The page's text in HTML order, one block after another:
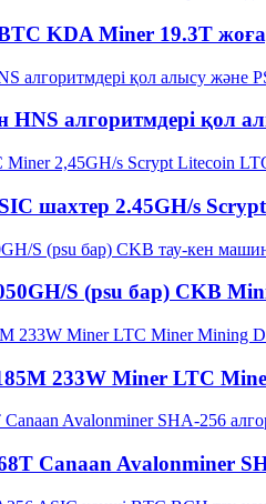
KDA Miner 19.3T
HNS алгоритмдері қол
шахтер 2.45GH/s
S (psu бар) CKB
233W Miner LTC
Canaan Avalonminer